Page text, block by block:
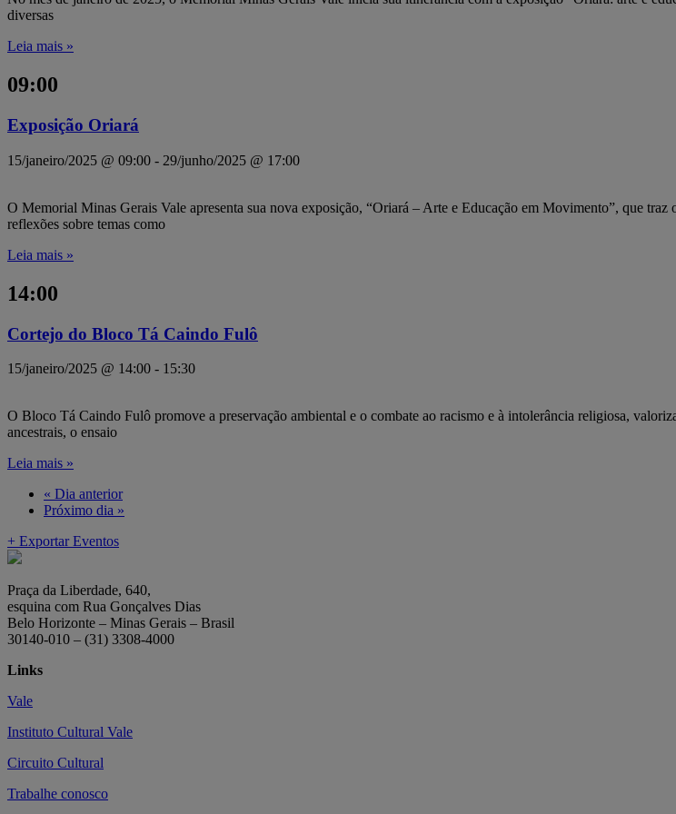
diversas
Leia mais »
09:00
Exposição Oriará
15/janeiro/2025 @ 09:00 - 29/junho/2025 @ 17:00
O Memorial Minas Gerais Vale apresenta sua nova exposição, “Oriará – Arte e Educação em Movimento”, que
reflexões sobre temas como
Leia mais »
14:00
Cortejo do Bloco Tá Caindo Fulô
15/janeiro/2025 @ 14:00 - 15:30
O Bloco Tá Caindo Fulô promove a preservação ambiental e o combate ao racismo e à intolerância religiosa,
ancestrais, o ensaio
Leia mais »
« Dia anterior
Próximo dia »
+ Exportar Eventos
Praça da Liberdade, 640,
esquina com Rua Gonçalves Dias
Belo Horizonte – Minas Gerais – Brasil
30140-010 – (31) 3308-4000
Links
Vale
Instituto Cultural Vale
Circuito Cultural
Trabalhe conosco